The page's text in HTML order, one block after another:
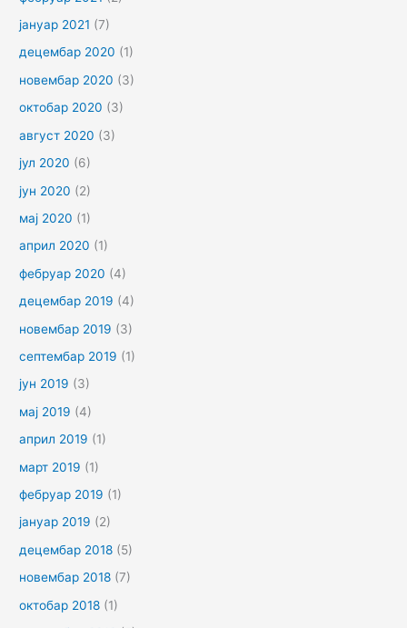
јануар 2021 (7)
децембар 2020 (1)
новембар 2020 (3)
октобар 2020 (3)
август 2020 (3)
јул 2020 (6)
јун 2020 (2)
мај 2020 (1)
април 2020 (1)
фебруар 2020 (4)
децембар 2019 (4)
новембар 2019 (3)
септембар 2019 (1)
јун 2019 (3)
мај 2019 (4)
април 2019 (1)
март 2019 (1)
фебруар 2019 (1)
јануар 2019 (2)
децембар 2018 (5)
новембар 2018 (7)
октобар 2018 (1)